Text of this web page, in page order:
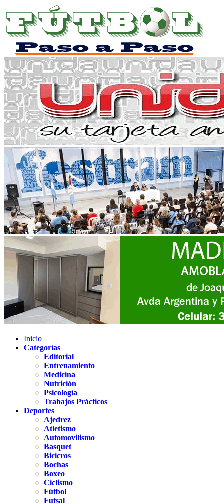
Inicio
Categorías
Editorial
Entrenamiento
Medicina
Nutrición
Psicología
Trabajos Prácticos
Deportes
Ajedrez
Atletismo
Automovilismo
Basquet
Bicicros
Bochas
Boxeo
Ciclismo
Fútbol
Futsal